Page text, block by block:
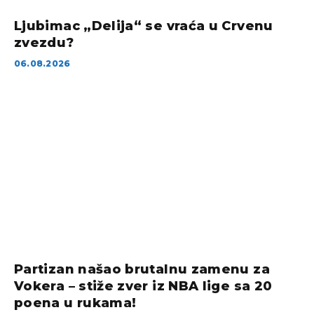
Ljubimac „Delija“ se vraća u Crvenu
zvezdu?
06.08.2026
Partizan našao brutalnu zamenu za
Vokera – stiže zver iz NBA lige sa 20
poena u rukama!